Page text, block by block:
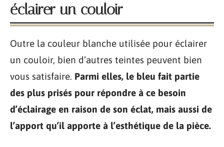
éclairer un couloir
Outre la couleur blanche utilisée pour éclairer
un couloir, bien d’autres teintes peuvent bien
vous satisfaire. Parmi elles, le bleu fait partie
des plus prisés pour répondre à ce besoin
d’éclairage en raison de son éclat, mais aussi de
l’apport qu’il apporte à l’esthétique de la pièce.